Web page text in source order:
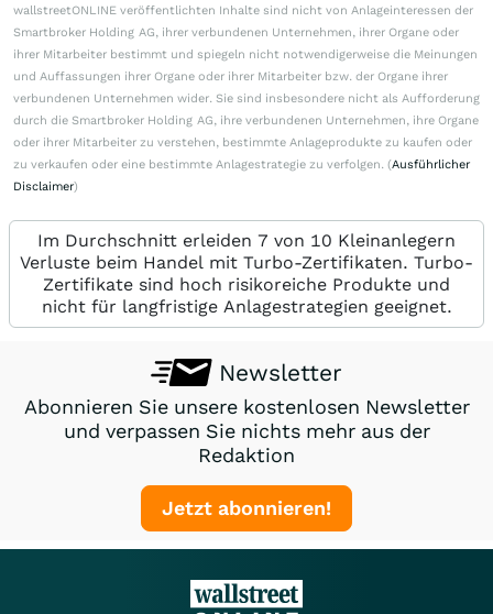
wallstreetONLINE veröffentlichten Inhalte sind nicht von Anlageinteressen der
Smartbroker Holding AG, ihrer verbundenen Unternehmen, ihrer Organe oder
ihrer Mitarbeiter bestimmt und spiegeln nicht notwendigerweise die Meinungen
und Auffassungen ihrer Organe oder ihrer Mitarbeiter bzw. der Organe ihrer
verbundenen Unternehmen wider. Sie sind insbesondere nicht als Aufforderung
durch die Smartbroker Holding AG, ihre verbundenen Unternehmen, ihre Organe
oder ihrer Mitarbeiter zu verstehen, bestimmte Anlageprodukte zu kaufen oder
zu verkaufen oder eine bestimmte Anlagestrategie zu verfolgen. (Ausführlicher
Disclaimer)
Im Durchschnitt erleiden 7 von 10 Kleinanlegern
Verluste beim Handel mit Turbo-Zertifikaten. Turbo-
Zertifikate sind hoch risikoreiche Produkte und
nicht für langfristige Anlagestrategien geeignet.
Newsletter
Abonnieren Sie unsere kostenlosen Newsletter
und verpassen Sie nichts mehr aus der
Redaktion
Jetzt abonnieren!